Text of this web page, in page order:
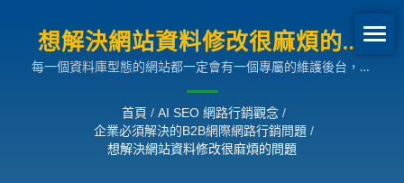
想解決網站資料修改很麻煩的問
題 | 企業必須解決的B2B網際網
路行銷問題
每一個資料庫型態的網站都一定會有一個專屬的維護後台，可
用。目前市場上並沒有一個共通的規範與規則來統一所有的網
站後台，導致許多企業在此花費了許多人事與時間成本在重新
學習上，甚至還有許多企業因為大量修改，必須要重複執行一
樣的動作，浪費的許多的人力與物力。Ready-Market 所提供
首頁 / AI SEO 網路行銷觀念 /
企業必須解決的B2B網際網路行銷問題 /
想解決網站資料修改很麻煩的問題